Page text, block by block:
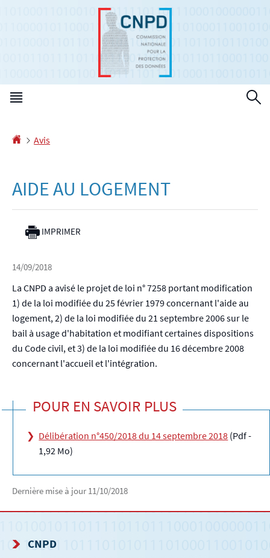
Accueil
Avis
AIDE AU LOGEMENT
IMPRIMER
14/09/2018
La CNPD a avisé le projet de loi n° 7258 portant modification
1) de la loi modifiée du 25 février 1979 concernant l'aide au
logement, 2) de la loi modifiée du 21 septembre 2006 sur le
bail à usage d'habitation et modifiant certaines dispositions
du Code civil, et 3) de la loi modifiée du 16 décembre 2008
concernant l'accueil et l'intégration.
POUR EN SAVOIR PLUS
Délibération n°450/2018 du 14 septembre 2018 (Pdf -
1,92 Mo)
Dernière mise à jour 11/10/2018
CNPD